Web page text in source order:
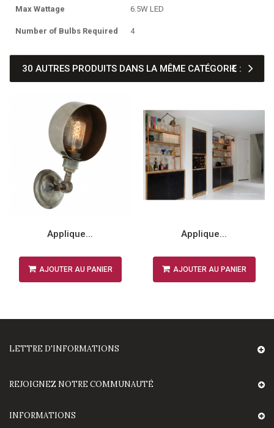
Max Wattage 6.5W LED
Number of Bulbs Required 4
30 AUTRES PRODUITS DANS LA MÊME CATÉGORIE :
Applique...
AJOUTER AU PANIER
Applique...
AJOUTER AU PANIER
LETTRE D'INFORMATIONS
REJOIGNEZ NOTRE COMMUNAUTÉ
INFORMATIONS